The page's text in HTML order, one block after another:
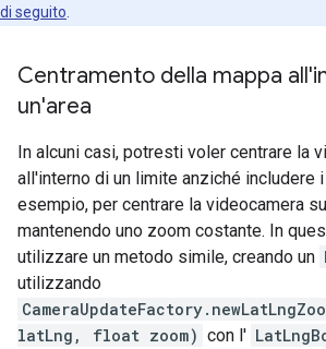
di seguito
Centramento della mappa
un'area
In alcuni casi, potresti voler centrare la
all'interno di un limite anziché includere
esempio, per centrare la videocamera
mantenendo uno zoom costante. In
utilizzare un metodo simile, creando un
utilizzando
latLng, float zoom) con l'